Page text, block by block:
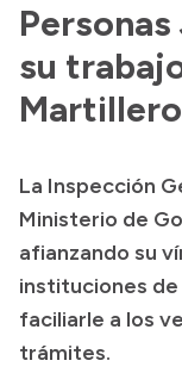
Delegaciones
Normativa
su
La Inspección
Ministerio de
afianzando su
instituciones de
faciliarle a los
trámites.